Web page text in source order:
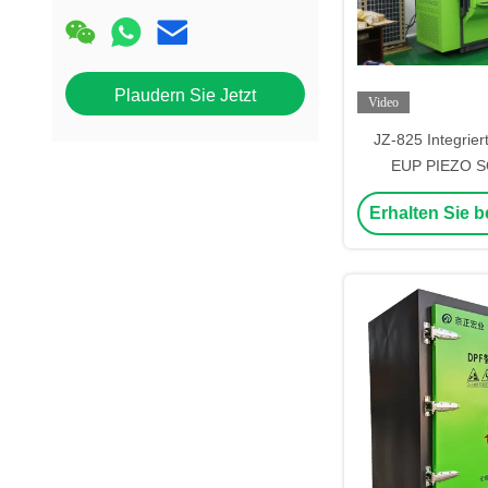
Plaudern Sie Jetzt Video
JZ-825
EUP PIEZO
Intelligenter
Erhalten Sie